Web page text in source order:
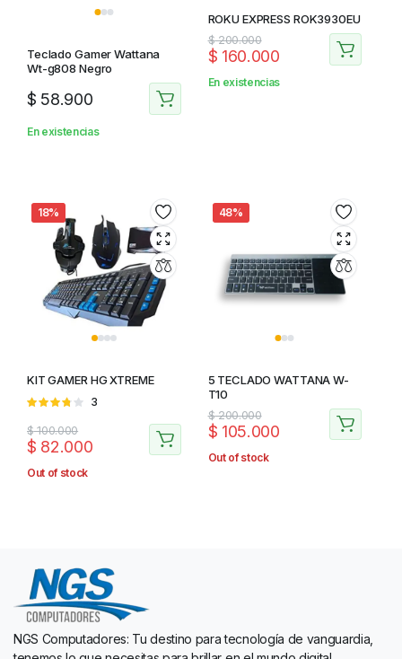
Teclado Gamer Wattana
Wt-g808 Negro
$ 58.900
En existencias
ROKU EXPRESS ROK3930EU
$200.000
$ 160.000
En existencias
18%
KIT GAMER HG XTREME
Valorado
de 5
3
$100.000
$ 82.000
Out of stock
48%
5 TECLADO WATTANA W-
T10
$200.000
$ 105.000
Out of stock
NGS Computadores: Tu destino para tecnología de vanguardia,